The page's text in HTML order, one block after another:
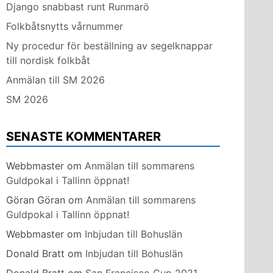
Django snabbast runt Runmarö
Folkbåtsnytts vårnummer
Ny procedur för beställning av segelknappar
till nordisk folkbåt
Anmälan till SM 2026
SM 2026
SENASTE KOMMENTARER
Webbmaster om Anmälan till sommarens
Guldpokal i Tallinn öppnat!
Göran Göran om Anmälan till sommarens
Guldpokal i Tallinn öppnat!
Webbmaster om Inbjudan till Bohuslän
Donald Bratt om Inbjudan till Bohuslän